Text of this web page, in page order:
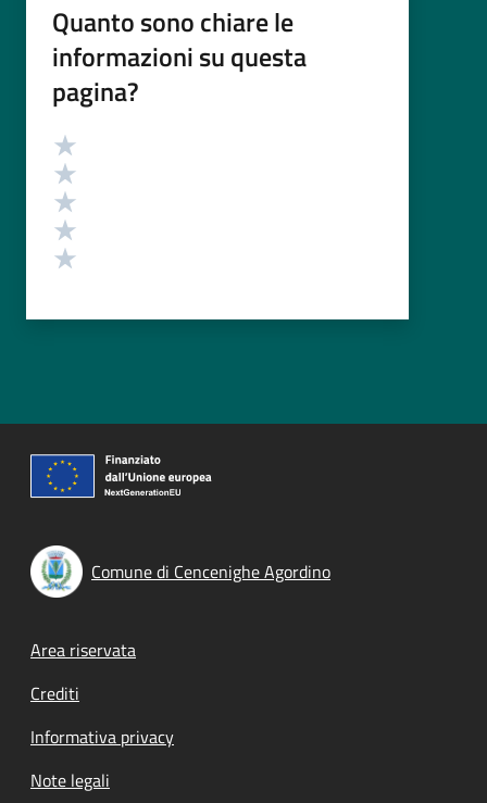
Quanto sono chiare le
informazioni su questa
pagina?
Valutazione
Comune di Cencenighe Agordino
Footer menu
Area riservata
Crediti
Informativa privacy
Note legali